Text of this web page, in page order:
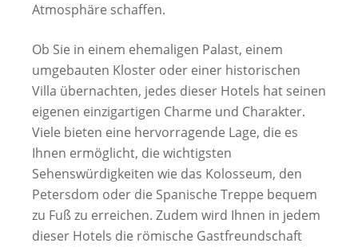
Atmosphäre schaffen.
Ob Sie in einem ehemaligen Palast, einem
umgebauten Kloster oder einer historischen
Villa übernachten, jedes dieser Hotels hat seinen
eigenen einzigartigen Charme und Charakter.
Viele bieten eine hervorragende Lage, die es
Ihnen ermöglicht, die wichtigsten
Sehenswürdigkeiten wie das Kolosseum, den
Petersdom oder die Spanische Treppe bequem
zu Fuß zu erreichen. Zudem wird Ihnen in jedem
dieser Hotels die römische Gastfreundschaft